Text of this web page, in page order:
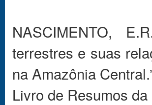
NASCIMENTO,
terrestres e suas
na Amazônia
Livro de Resumos